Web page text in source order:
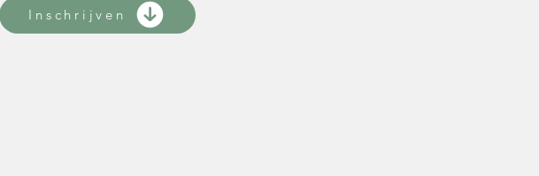
Inschrijven